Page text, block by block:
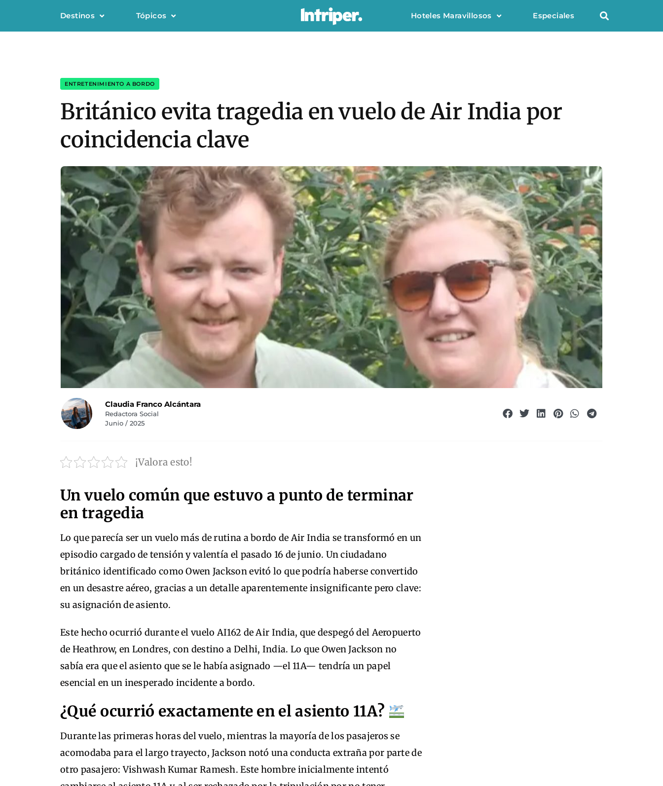
Destinos Tópicos Hoteles Maravillosos Especiales
ENTRETENIMIENTO A BORDO
Británico evita tragedia en vuelo de Air India por
coincidencia clave
Claudia Franco Alcántara
Redactora Social
Junio / 2025
¡Valora esto!
Un vuelo común que estuvo a punto de terminar
en tragedia
Lo que parecía ser un vuelo más de rutina a bordo de Air India se transformó en un
episodio cargado de tensión y valentía el pasado 16 de junio. Un ciudadano
británico identificado como Owen Jackson evitó lo que podría haberse convertido
en un desastre aéreo, gracias a un detalle aparentemente insignificante pero clave:
su asignación de asiento.
Este hecho ocurrió durante el vuelo AI162 de Air India, que despegó del Aeropuerto
de Heathrow, en Londres, con destino a Delhi, India. Lo que Owen Jackson no
sabía era que el asiento que se le había asignado —el 11A— tendría un papel
esencial en un inesperado incidente a bordo.
¿Qué ocurrió exactamente en el asiento 11A?
Durante las primeras horas del vuelo, mientras la mayoría de los pasajeros se
acomodaba para el largo trayecto, Jackson notó una conducta extraña por parte de
otro pasajero: Vishwash Kumar Ramesh. Este hombre inicialmente intentó